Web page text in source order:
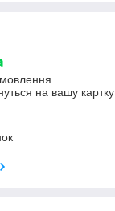
на вашу картку